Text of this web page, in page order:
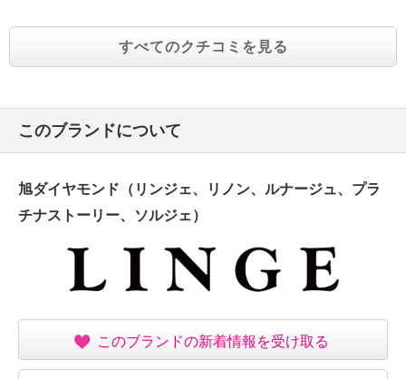
すべてのクチコミを見る
このブランドについて
旭ダイヤモンド（リンジェ、リノン、ルナージュ、プラ
チナストーリー、ソルジェ）
このブランドの新着情報を受け取る